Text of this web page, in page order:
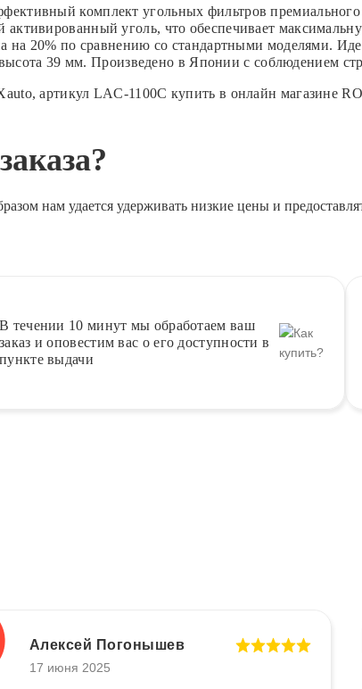
комплект угольных фильтров премиального
уголь, что обеспечивает
на 20% по сравнению со стандартными моделями.
39 мм. Произведено в Японии с соблюдением
артикул LAC-1100C купить в онлайн магазине
нам удается удерживать низкие цены и
В течении 10 минут мы обработаем ваш
заказ и оповестим вас о его доступности в
пункте выдачи
Алексей Погонышев
17 июня 2025